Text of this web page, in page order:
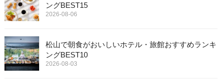
ングBEST15
2026-08-06
松山で朝食がおいしいホテル・旅館おすすめランキ
ングBEST10
2026-08-03